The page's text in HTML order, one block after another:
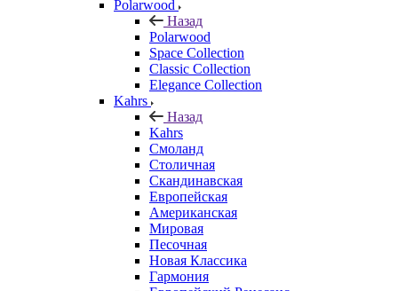
Polarwood
Назад
Polarwood
Space Collection
Classic Collection
Elegance Collection
Kahrs
Назад
Kahrs
Смоланд
Столичная
Скандинавская
Европейская
Американская
Мировая
Песочная
Новая Классика
Гармония